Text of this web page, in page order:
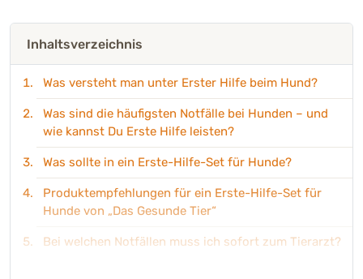
Inhaltsverzeichnis
Was versteht man unter Erster Hilfe beim Hund?
Was sind die häufigsten Notfälle bei Hunden – und
wie kannst Du Erste Hilfe leisten?
Was sollte in ein Erste-Hilfe-Set für Hunde?
Produktempfehlungen für ein Erste-Hilfe-Set für
Hunde von „Das Gesunde Tier“
Bei welchen Notfällen muss ich sofort zum Tierarzt?